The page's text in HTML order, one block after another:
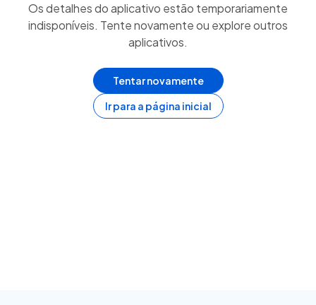
Os detalhes do aplicativo estão temporariamente
indisponíveis. Tente novamente ou explore outros
aplicativos.
Tentar novamente
Ir para a página inicial